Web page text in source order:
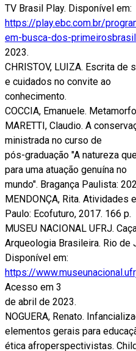
TV Brasil Play. Disponível em:
https://play.ebc.com.br/
em-busca-dos-
2023.
CHRISTOV, LUIZA. Escrita
e cuidados no convite ao
conhecimento.
COCCIA, Emanuele.
MARETTI, Claudio. A
ministrada no curso de
pós-graduação "A natureza
para uma atuação genuína no
mundo". Bragança Paulista:
MENDONÇA, Rita. Atividades
Paulo: Ecofuturo, 2017. 166 p.
MUSEU NACIONAL UFRJ.
Arqueologia Brasileira. Rio de
Disponível em:
https://
Acesso em 3
de abril de 2023.
NOGUERA, Renato.
elementos gerais para
ética afroperspectivistas.